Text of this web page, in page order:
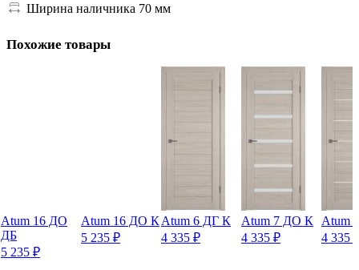
Ширина наличника 70 мм
Похожие товары
Atum 16 ДО
ДБ
5 235 ₽
Atum 16 ДО К
5 235 ₽
Atum 6 ДГ К
4 335 ₽
Atum 7 ДО К
4 335 ₽
Atum
4 335